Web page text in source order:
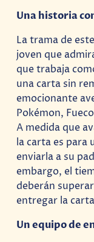
Una historia
La trama de
joven que
que trabaja
una carta sin
emocionante
Pokémon,
A medida que
la carta es para
enviarla a su
embargo, el
deberán
entregar la
Un equipo de